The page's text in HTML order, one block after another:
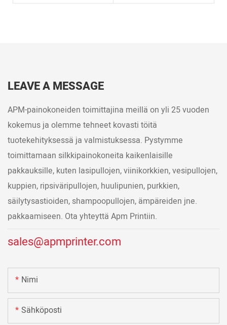
LEAVE A MESSAGE
APM-painokoneiden toimittajina meillä on yli 25 vuoden
kokemus ja olemme tehneet kovasti töitä
tuotekehityksessä ja valmistuksessa. Pystymme
toimittamaan silkkipainokoneita kaikenlaisille
pakkauksille, kuten lasipullojen, viinikorkkien, vesipullojen,
kuppien, ripsiväripullojen, huulipunien, purkkien,
säilytysastioiden, shampoopullojen, ämpäreiden jne.
pakkaamiseen. Ota yhteyttä Apm Printiin.
sales@apmprinter.com
Nimi
Sähköposti